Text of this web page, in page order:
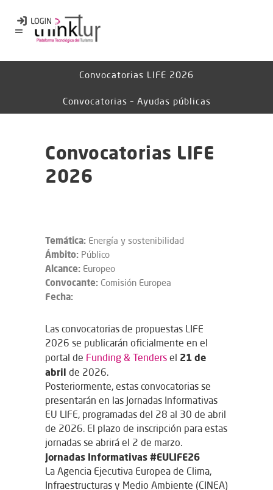
Convocatorias LIFE 2026
Convocatorias – Ayudas públicas
Convocatorias LIFE
2026
Temática: Energía y sostenibilidad
Ámbito: Público
Alcance: Europeo
Convocante: Comisión Europea
Fecha:
Las convocatorias de propuestas LIFE
2026 se publicarán oficialmente en el
portal de Funding & Tenders el 21 de
abril de 2026.
Posteriormente, estas convocatorias se
presentarán en las Jornadas Informativas
EU LIFE, programadas del 28 al 30 de abril
de 2026. El plazo de inscripción para estas
jornadas se abrirá el 2 de marzo.
Jornadas Informativas #EULIFE26
La Agencia Ejecutiva Europea de Clima,
Infraestructuras y Medio Ambiente (CINEA)